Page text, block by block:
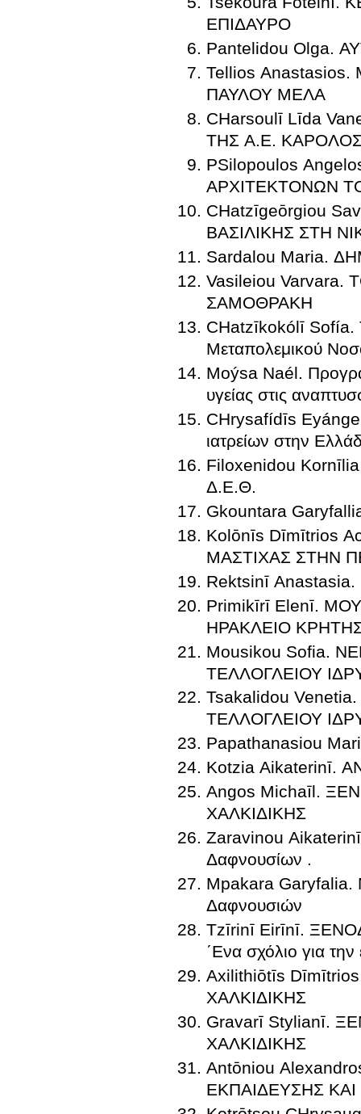
ΕΠΙΔΑΥΡΟ
Pantelidou Olga.
Tellios
ΠΑΥΛΟΥ ΜΕΛΑ
CΗarsoulī Līda
PSilopoulos
ΑΡΧΙΤΕΚΤΟΝΩΝ
CΗatzīgeōrgiou
ΒΑΣΙΛΙΚΗΣ ΣΤΗ
Sardalou Maria.
Vasileiou
ΣΑΜΟΘΡΑΚΗ
CΗatzīkokólī Sofía.
Μεταπολεμικού
Moýsa Naél.
υγείας στις
CΗrysafídīs
ιατρείων στην
Filoxenidou
Δ.Ε.Θ.
Gkountara
Kolōnīs Dīmītrios
Rektsinī
Primikīrī Elenī.
ΗΡΑΚΛΕΙΟ
Mousikou Sofia.
ΤΕΛΛΟΓΛΕΙΟΥ
Tsakalidou
ΤΕΛΛΟΓΛΕΙΟΥ
Papathanasiou
Kotzia Aikaterinī.
Angos Michaīl.
ΧΑΛΚΙΔΙΚΗΣ
Zaravinou Aikaterinī.
Δαφνουσίων .
Mpakara Garyfalia.
Δαφνουσιών
Tzīrinī Eirīnī.
΄Ενα σχόλιο για
Axilithiōtīs
ΧΑΛΚΙΔΙΚΗΣ
Gravarī Stylianī.
ΧΑΛΚΙΔΙΚΗΣ
Antōniou
ΕΚΠΑΙΔΕΥΣΗΣ